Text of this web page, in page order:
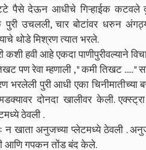
पैसे देऊन आधीचे गिऱ्हाईक कटवले
उचलली, चार बोटांवर धरुन
थोडे मिश्रण त्यात भरले.
कशी हवी आहे एकदा
पण रेवा म्हणाली , " कमी तिखट .....
भरलेली पुरी आधी एका
दोनदा खालीवर केली.
ठेवली .
न खाता अनुजच्या प्लेटमध्ये ठेवली .
आणि गपकन तोंड बंद केले.